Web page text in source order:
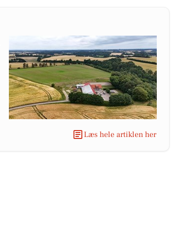
Læs hele artiklen her